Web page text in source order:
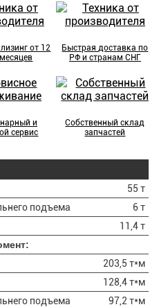
от 12
Быстрая доставка по
РФ и странам СНГ
и
сервис
Собственный склад
запчастей
55 т
подъема
6 т
11,4 т
203,5 т*м
128,4 т*м
подъема
97,2 т*м